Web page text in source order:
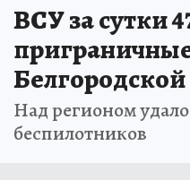
ВСУ за сутки
Над регионом
беспилотников